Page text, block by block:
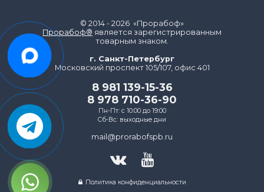
© 2014 - 2026 «Прорабоф»
Прорабоф® является зарегистрированным
товарным знаком.
г. Санкт-Петербург
Московский проспект 105/107, офис 401
8 981 139-15-36
8 978 710-36-90
Пн-Пт: с 10:00 до 19:00
Сб-Вс: выходные дни
mail@prorabofspb.ru
Политика конфиденциальности